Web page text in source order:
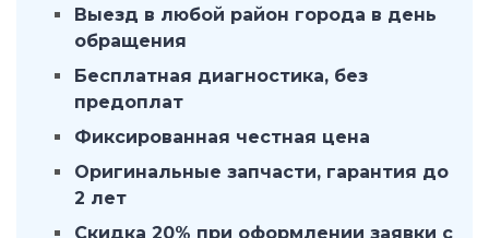
Выезд в любой район города в день
обращения
Бесплатная диагностика, без
предоплат
Фиксированная честная цена
Оригинальные запчасти, гарантия до
2 лет
Скидка 20% при оформлении заявки с